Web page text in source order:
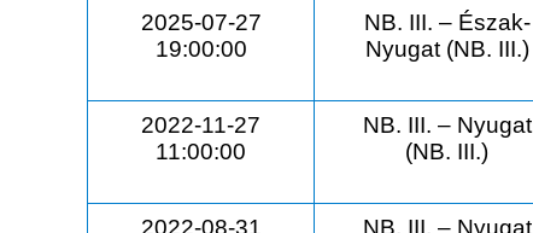
2025-07-27
19:00:00
NB. III. – Észak-
Nyugat (NB. III.)
2022-11-27
11:00:00
NB. III. – Nyugat
(NB. III.)